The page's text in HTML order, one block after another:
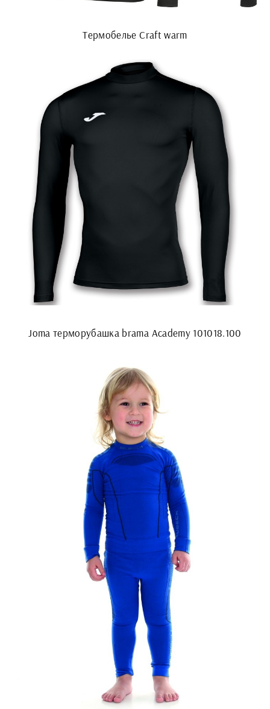
Термобелье Craft warm
Joma терморубашка brama Academy 101018.100